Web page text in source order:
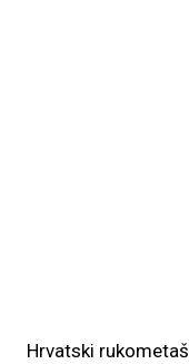
Hrvatski